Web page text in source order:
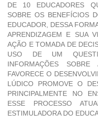
DE 10 EDUCADORES
SOBRE OS BENEFÍCIOS
EDUCADOR, DESSA
APRENDIZAGEM E SUA
AÇÃO E TOMADA DE
USO DE UM
INFORMAÇÕES
FAVORECE O
LÚDICO PROMOVE O
PRINCIPALMENTE NO
ESSE PROCESSO
ESTIMULADORA DO